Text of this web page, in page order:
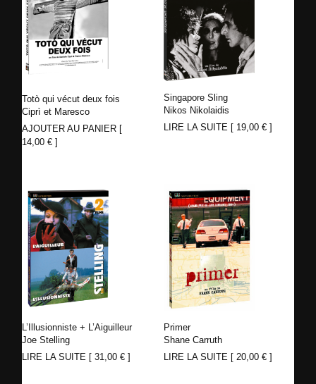
Totò qui vécut deux fois
Ciprì et Maresco
AJOUTER AU PANIER [
14,00€ ]
Singapore Sling
Nikos Nikolaidis
LIRE LA SUITE [ 19,00 €]
L’Illusionniste + L’Aiguilleur
Joe Stelling
LIRE LA SUITE [31,00€ ]
Primer
Shane Carruth
LIRE LA SUITE [ 20,00 €]